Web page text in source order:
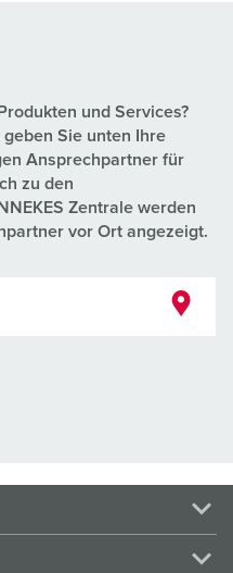
und Services?
Sie unten Ihre
Ansprechpartner für
zu den
Zentrale werden
vor Ort angezeigt.